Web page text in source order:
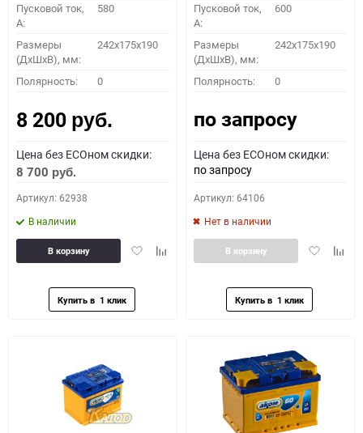
Пусковой ток,
A:
580
Размеры
(ДхШхВ), мм:
242x175x190
Полярность: 0
8 200 руб.
Цена без ECOном скидки:
8 700 руб.
Артикул: 62938
В наличии
ДобавитьДобавить
В корзину
Пусковой ток,
A:
600
Размеры
(ДхШхВ), мм:
242x175x190
Полярность: 0
по запросу
Цена без ECOном скидки:
по запросу
Артикул: 64106
Нет в наличии
Добавить
В корзину